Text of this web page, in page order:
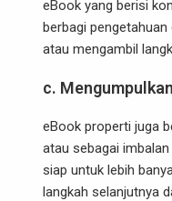
eBook yang berisi
berbagi
atau mengambil
c.
eBook properti juga
atau sebagai
siap untuk lebih
langkah selanjutnya